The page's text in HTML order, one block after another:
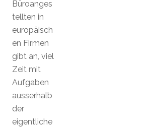
Büroanges
tellten in
europäisch
en Firmen
gibt an, viel
Zeit mit
Aufgaben
ausserhalb
der
eigentliche